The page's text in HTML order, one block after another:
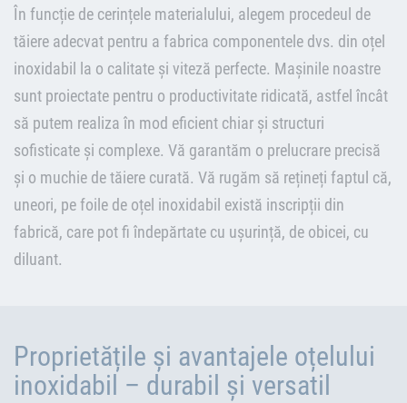
În funcție de cerințele materialului, alegem procedeul de
tăiere adecvat pentru a fabrica componentele dvs. din oțel
inoxidabil la o calitate și viteză perfecte. Mașinile noastre
sunt proiectate pentru o productivitate ridicată, astfel încât
să putem realiza în mod eficient chiar și structuri
sofisticate și complexe. Vă garantăm o prelucrare precisă
și o muchie de tăiere curată. Vă rugăm să rețineți faptul că,
uneori, pe foile de oțel inoxidabil există inscripții din
fabrică, care pot fi îndepărtate cu ușurință, de obicei, cu
diluant.
Proprietățile și avantajele oțelului
inoxidabil – durabil și versatil